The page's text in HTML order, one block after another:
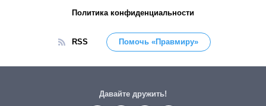
Политика конфиденциальности
RSS Помочь «Правмиру»
Давайте дружить!